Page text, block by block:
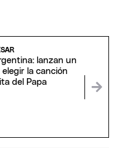
lanzan un
la canción
del Papa